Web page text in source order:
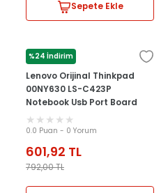
Sepete Ekle
%24 İndirim
LENOVO
Lenovo Orijinal Thinkpad
00NY630 LS-C423P
Notebook Usb Port Board
0.0 Puan - 0 Yorum
601,92 TL
792,00TL